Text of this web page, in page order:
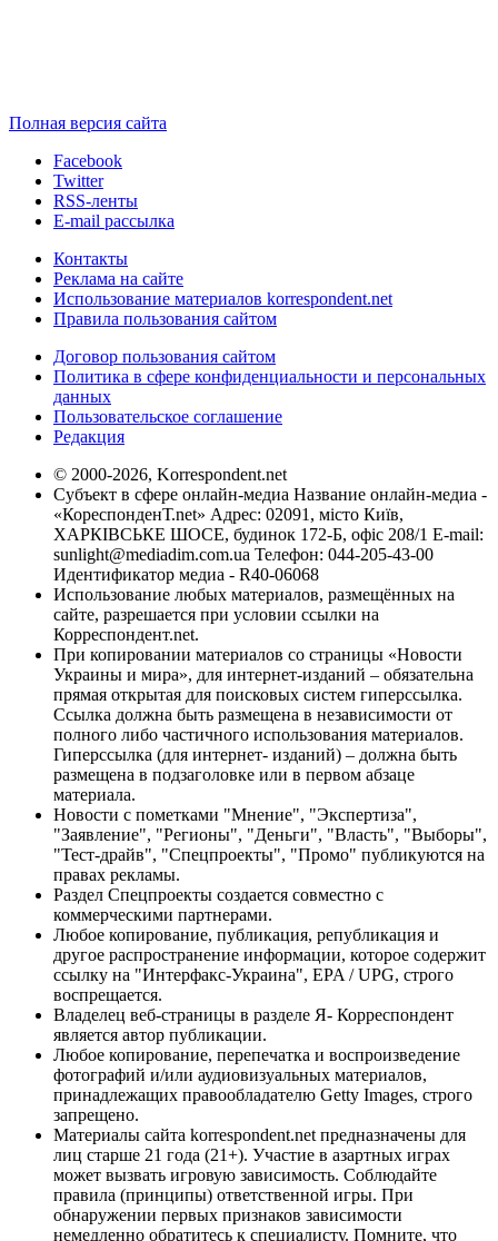
Полная версия сайта
Facebook
Twitter
RSS-ленты
E-mail рассылка
Контакты
Реклама на сайте
Использование материалов korrespondent.net
Правила пользования сайтом
Договор пользования сайтом
Политика в сфере конфиденциальности и персональных
данных
Пользовательское соглашение
Редакция
© 2000-2026, Korrespondent.net
Субъект в сфере онлайн-медиа Название онлайн-медиа -
«КореспонденТ.net» Адрес: 02091, місто Київ,
ХАРКІВСЬКЕ ШОСЕ, будинок 172-Б, офіс 208/1 E-mail:
sunlight@mediadim.com.ua Телефон: 044-205-43-00
Идентификатор медиа - R40-06068
Использование любых материалов, размещённых на
сайте, разрешается при условии ссылки на
Корреспондент.net.
При копировании материалов со страницы «Новости
Украины и мира», для интернет-изданий – обязательна
прямая открытая для поисковых систем гиперссылка.
Ссылка должна быть размещена в независимости от
полного либо частичного использования материалов.
Гиперссылка (для интернет- изданий) – должна быть
размещена в подзаголовке или в первом абзаце
материала.
Новости с пометками "Мнение", "Экспертиза",
"Заявление", "Регионы", "Деньги", "Власть", "Выборы",
"Тест-драйв", "Спецпроекты", "Промо" публикуются на
правах рекламы.
Раздел Спецпроекты создается совместно с
коммерческими партнерами.
Любое копирование, публикация, републикация и
другое распространение информации, которое содержит
ссылку на "Интерфакс-Украина", EPA / UPG, строго
воспрещается.
Владелец веб-страницы в разделе Я- Корреспондент
является автор публикации.
Любое копирование, перепечатка и воспроизведение
фотографий и/или аудиовизуальных материалов,
принадлежащих правообладателю Getty Images, строго
запрещено.
Материалы сайта korrespondent.net предназначены для
лиц старше 21 года (21+). Участие в азартных играх
может вызвать игровую зависимость. Соблюдайте
правила (принципы) ответственной игры. При
обнаружении первых признаков зависимости
немедленно обратитесь к специалисту. Помните, что